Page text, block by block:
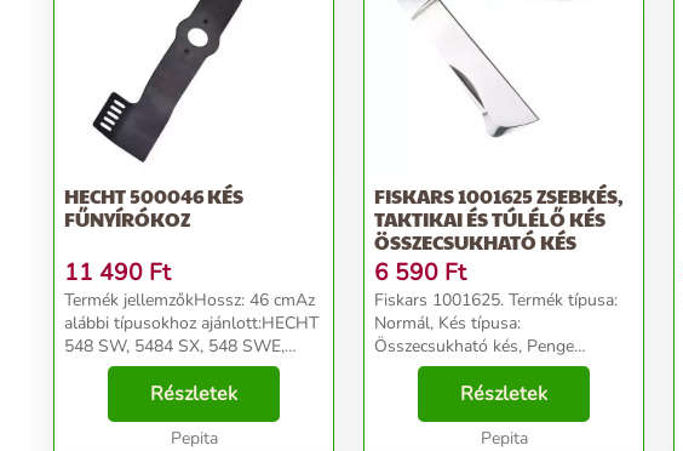
HECHT 500046 KÉS
FŰNYÍRÓKOZ
11 490 Ft
Termék jellemzőkHossz: 46 cmAz
alábbi típusokhoz ajánlott:HECHT
548 SW, 5484 SX, 548 SWE,
5484 SXE...
Részletek
Pepita
FISKARS 1001625 ZSEBKÉS,
TAKTIKAI ÉS TÚLÉLŐ KÉS
ÖSSZECSUKHATÓ KÉS
6 590 Ft
Fiskars 1001625. Termék típusa:
Normál, Kés típusa:
Összecsukható kés, Penge
anyaga: Rozsdamentes acél...
Részletek
Pepita